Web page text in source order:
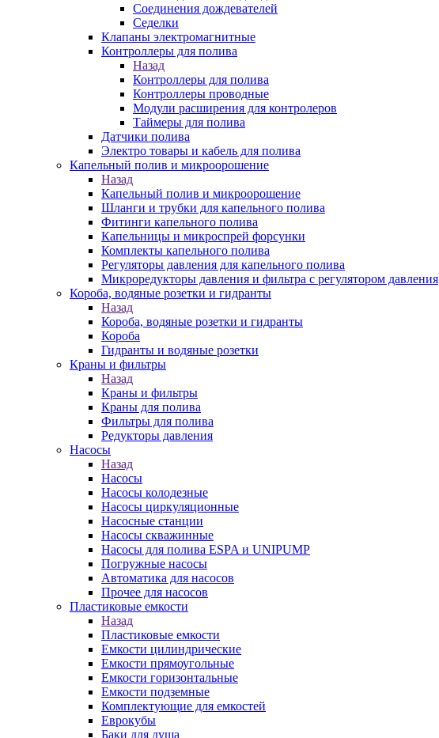
Соединения дождевателей
Седелки
Клапаны электромагнитные
Контроллеры для полива
Назад
Контроллеры для полива
Контроллеры проводные
Модули расширения для контролеров
Таймеры для полива
Датчики полива
Электро товары и кабель для полива
Капельный полив и микроорошение
Назад
Капельный полив и микроорошение
Шланги и трубки для капельного полива
Фитинги капельного полива
Капельницы и микроспрей форсунки
Комплекты капельного полива
Регуляторы давления для капельного полива
Микроредукторы давления и фильтра с регулятором давления
Короба, водяные розетки и гидранты
Назад
Короба, водяные розетки и гидранты
Короба
Гидранты и водяные розетки
Краны и фильтры
Назад
Краны и фильтры
Краны для полива
Фильтры для полива
Редукторы давления
Насосы
Назад
Насосы
Насосы колодезные
Насосы циркуляционные
Насосные станции
Насосы скважинные
Насосы для полива ESPA и UNIPUMP
Погружные насосы
Автоматика для насосов
Прочее для насосов
Пластиковые емкости
Назад
Пластиковые емкости
Емкости цилиндрические
Емкости прямоугольные
Емкости горизонтальные
Емкости подземные
Комплектующие для емкостей
Еврокубы
Баки для душа